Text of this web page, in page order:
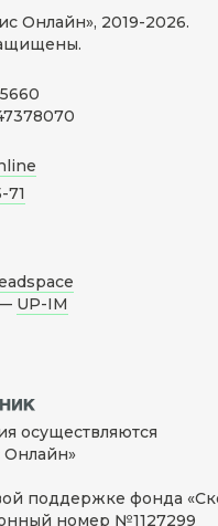
Онлайн», 2019-2026.
71
UP-IM
осуществляются
поддержке фонда
номер №1127299